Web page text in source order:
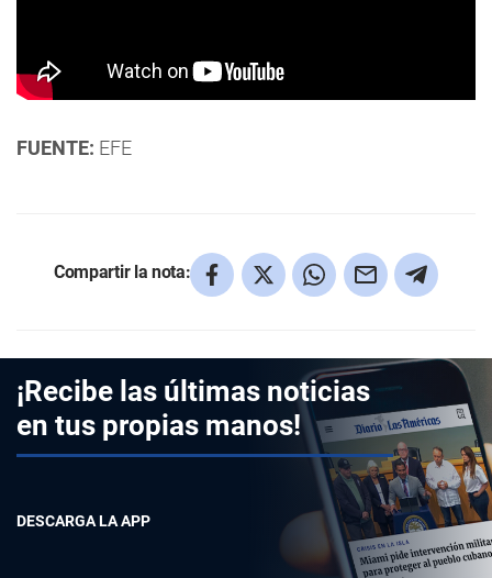
FUENTE: EFE
Compartir la nota:
¡Recibe las últimas noticias
en tus propias manos!
DESCARGA LA APP